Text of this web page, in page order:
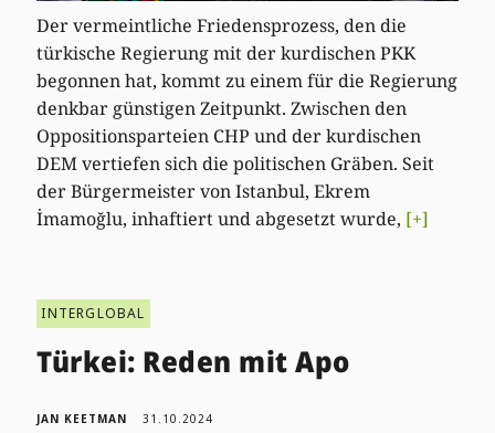
Der vermeintliche Friedensprozess, den die
türkische Regierung mit der kurdischen PKK
begonnen hat, kommt zu einem für die Regierung
denkbar günstigen Zeitpunkt. Zwischen den
Oppositionsparteien CHP und der kurdischen
DEM vertiefen sich die politischen Gräben. Seit
der Bürgermeister von Istanbul, Ekrem
İmamoğlu, inhaftiert und abgesetzt wurde, [+]
INTERGLOBAL
Türkei: Reden mit Apo
JAN KEETMAN 31.10.2024